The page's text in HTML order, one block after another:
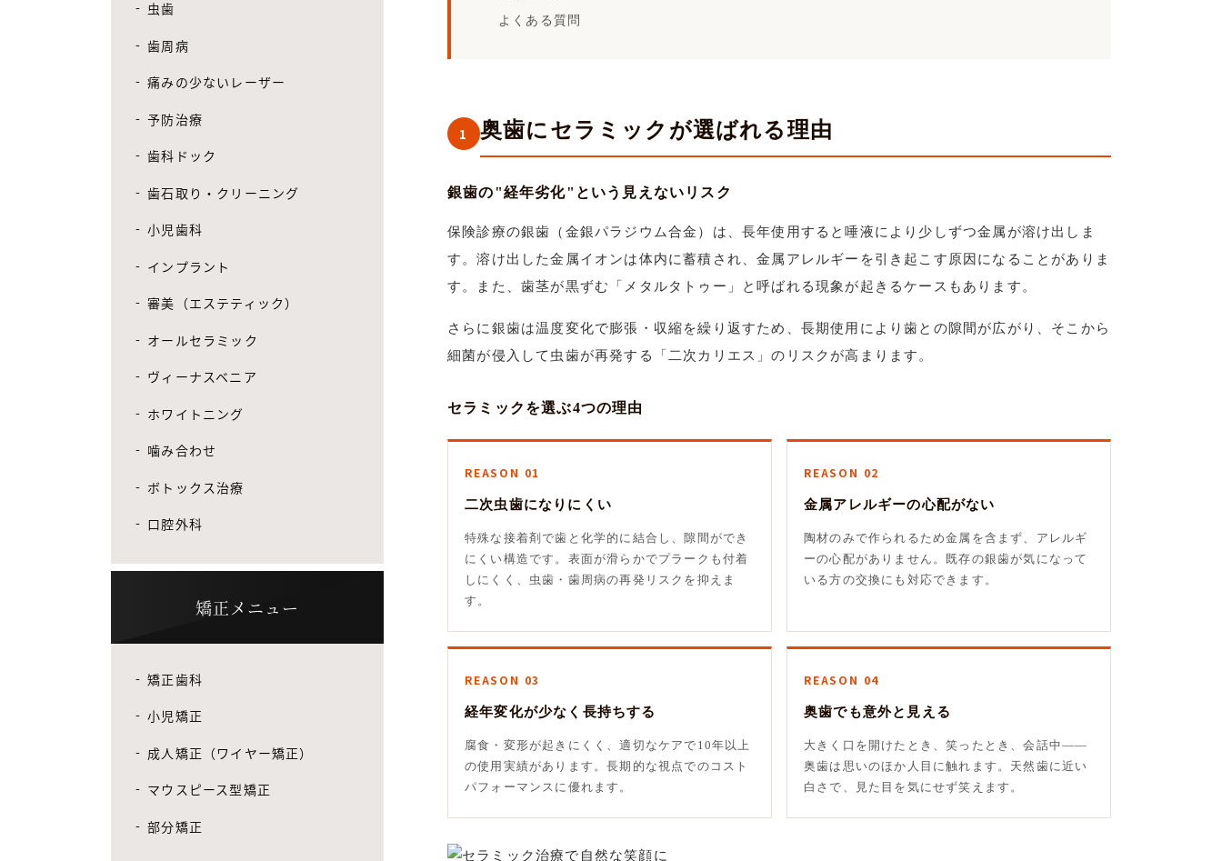
よくある質問
1 奥歯にセラミックが選ばれる理由
銀歯の"経年劣化"という見えないリスク
保険診療の銀歯（金銀パラジウム合金）は、長年使用すると唾液により少しずつ金属が溶け出しま
す。溶け出した金属イオンは体内に蓄積され、金属アレルギーを引き起こす原因になることがありま
す。また、歯茎が黒ずむ「メタルタトゥー」と呼ばれる現象が起きるケースもあります。
さらに銀歯は温度変化で膨張・収縮を繰り返すため、長期使用により歯との隙間が広がり、そこから
細菌が侵入して虫歯が再発する「二次カリエス」のリスクが高まります。
セラミックを選ぶ4つの理由
REASON 01
二次虫歯になりにくい
特殊な接着剤で歯と化学的に結合し、隙間ができ
にくい構造です。表面が滑らかでプラークも付着
しにくく、虫歯・歯周病の再発リスクを抑えま
す。
REASON 02
金属アレルギーの心配がない
陶材のみで作られるため金属を含まず、アレルギ
ーの心配がありません。既存の銀歯が気になって
いる方の交換にも対応できます。
REASON 03
経年変化が少なく長持ちする
腐食・変形が起きにくく、適切なケアで10年以上
の使用実績があります。長期的な視点でのコスト
パフォーマンスに優れます。
REASON 04
奥歯でも意外と見える
大きく口を開けたとき、笑ったとき、会話中——
奥歯は思いのほか人目に触れます。天然歯に近い
白さで、見た目を気にせず笑えます。
虫歯
歯周病
痛みの少ないレーザー
予防治療
歯科ドック
歯石取り・クリーニング
小児歯科
インプラント
審美（エステティック）
オールセラミック
ヴィーナスベニア
ホワイトニング
噛み合わせ
ボトックス治療
口腔外科
矯正メニュー
矯正歯科
小児矯正
成人矯正（ワイヤー矯正）
マウスピース型矯正
部分矯正